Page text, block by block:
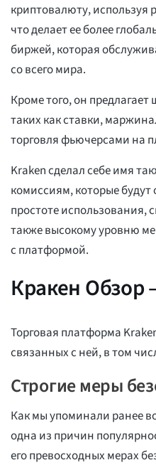
криптовалюту,
что делает ее более
биржей, которая
со всего мира.
Кроме того, он
таких как ставки,
торговля фьючерсами на
Kraken сделал себе имя
комиссиям, которые будут
простоте использования,
также высокому уровню
с платформой.
Кракен Обзор
Торговая платформа
связанных с ней, в том
Строгие меры
Как мы упоминали ранее
одна из причин
его превосходных мерах